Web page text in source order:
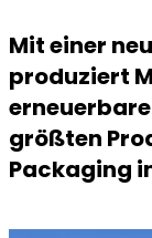
Mit einer
produziert
größten
Packaging